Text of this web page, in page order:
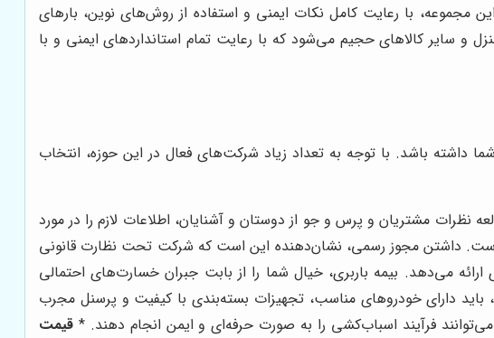
مجموعه، با رعایت کامل نکات ایمنی و استفاده از روش‌های نوین، بارهای
کالاهای حجیم می‌شود که با رعایت تمام استانداردهای ایمنی و با
داشته باشد. با توجه به تعداد زیاد شرکت‌های فعال در این حوزه، انتخاب
نظرات مشتریان و پرس و جو از دوستان و آشنایان، اطلاعات لازم را در مورد
است. داشتن مجوز رسمی، نشان‌دهنده این است که شرکت تحت نظارت قانونی
می‌دهد. بیمه باربری، خیال شما را از بابت جبران خسارت‌های احتمالی
دارای خودروهای مناسب، تجهیزات بسته‌بندی با کیفیت و پرسنل مجرب
فرآیند اسباب‌کشی را به صورت حرفه‌ای و ایمن انجام دهند. *قیمت